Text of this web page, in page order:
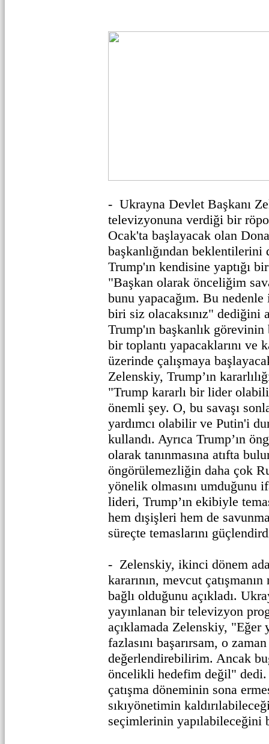
- Ukrayna Devlet Başkanı
televizyonuna verdiği bir
Ocak'ta başlayacak olan
başkanlığından
Trump'ın kendisine yaptığı
"Başkan olarak önceliğim
bunu yapacağım. Bu
biri siz olacaksınız" dediğini
Trump'ın başkanlık görevinin
bir toplantı yapacaklarını ve
üzerinde çalışmaya
Zelenskiy, Trump’ın
"Trump kararlı bir lider
önemli şey. O, bu savaşı
yardımcı olabilir ve Putin'i
kullandı. Ayrıca Trump’ın
olarak tanınmasına atıfta
öngörülemezliğin daha çok
yönelik olmasını umduğunu
lideri, Trump’ın ekibiyle
hem dışişleri hem de
süreçte temaslarını
- Zelenskiy, ikinci dönem
kararının, mevcut
bağlı olduğunu açıkladı.
yayınlanan bir televizyon
açıklamada Zelenskiy, "Eğer
fazlasını başarırsam, o
değerlendirebilirim. Ancak
öncelikli hedefim değil" dedi.
çatışma döneminin sona
sıkıyönetimin
seçimlerinin yapılabileceğini